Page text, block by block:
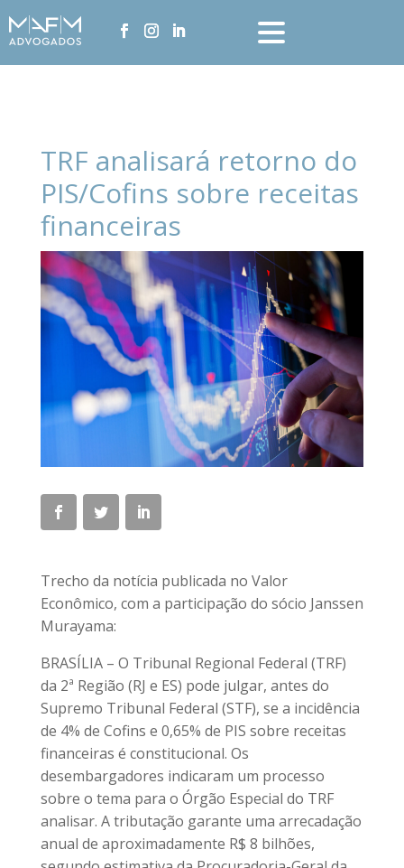
TRF analisará retorno do
PIS/Cofins sobre receitas
financeiras
Trecho da notícia publicada no Valor
Econômico, com a participação do sócio Janssen
Murayama:
BRASÍLIA – O Tribunal Regional Federal (TRF)
da 2ª Região (RJ e ES) pode julgar, antes do
Supremo Tribunal Federal (STF), se a incidência
de 4% de Cofins e 0,65% de PIS sobre receitas
financeiras é constitucional. Os
desembargadores indicaram um processo
sobre o tema para o Órgão Especial do TRF
analisar. A tributação garante uma arrecadação
anual de aproximadamente R$ 8 bilhões,